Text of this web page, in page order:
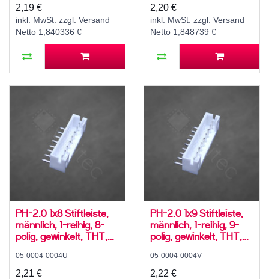
2,19 €
inkl. MwSt. zzgl. Versand
Netto 1,840336 €
2,20 €
inkl. MwSt. zzgl. Versand
Netto 1,848739 €
PH-2.0 1x8 Stiftleiste,
männlich, 1-reihig, 8-
polig, gewinkelt, THT,
05-0004-0004U
2,21 €
PH-2.0 1x9 Stiftleiste,
männlich, 1-reihig, 9-
polig, gewinkelt, THT,
05-0004-0004V
2,22 €